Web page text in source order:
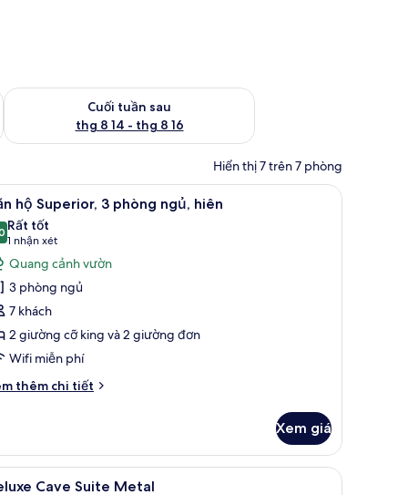
thg 8 7 - thg 8 9
Cuối tuần sau
thg 8 14 - thg 8 16
Kiểm tra lượng phòng cuối tuần tới từ thg 8 14 - thg 8 16
Hiển thị 7 trên 7 phòng
cao cấp, nệm có lớp đệm bông, két bảo mật tại phòng
Căn hộ Superior, 3 phòng ngủ, hiên | Bộ
19 hộ Superior, 3 phòng ngủ, hiên
trên 10
Rất tốt
1 nhận xét
(1
nhận
xét)
Quang cảnh vườn
3 phòng ngủ
7 khách
2 giường cỡ king và 2 giường đơn
Wifi miễn phí
thêm chi tiết
Xem giá
tại phòng
bông, két bảo mật tại phòng Bộ đồ giường cao cấp, nệm có lớp đệm
9 Cave Suite Metal